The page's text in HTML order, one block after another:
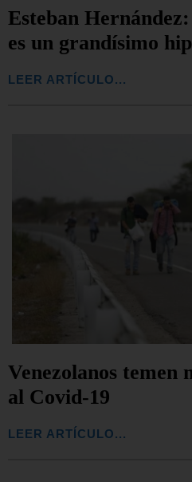
Esteban
es un grandísimo
LEER ARTÍCULO...
Venezolanos temen
al Covid-19
LEER ARTÍCULO...